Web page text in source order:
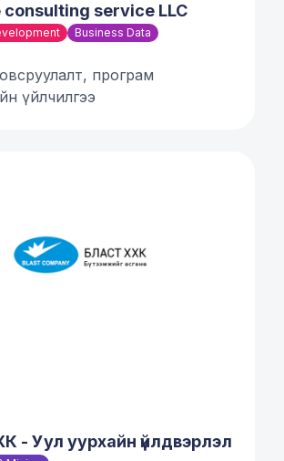
service LLC
Business Data
програм
үйлчилгээ
- Уул уурхайн үйлдвэрлэл